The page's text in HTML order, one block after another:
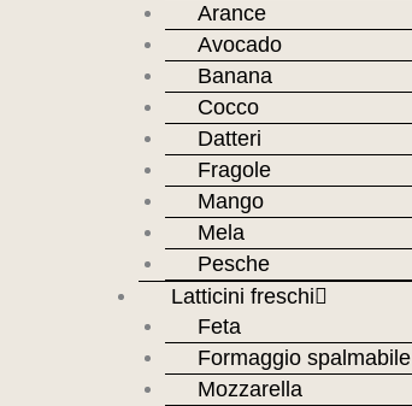
Arance
Avocado
Banana
Cocco
Datteri
Fragole
Mango
Mela
Pesche
Latticini freschi
Feta
Formaggio spalmabile
Mozzarella